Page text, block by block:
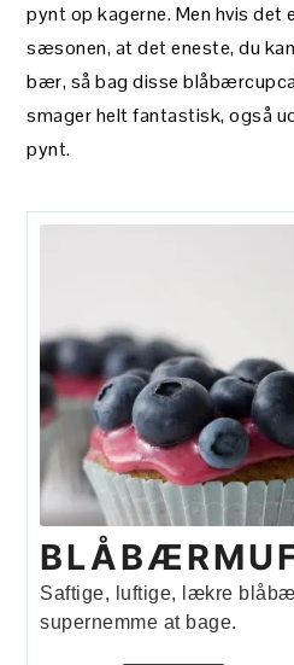
pynt op kagerne. Men hvis det
sæsonen, at det eneste, du
bær, så bag disse
smager helt fantastisk, også
pynt.
Saftige, luftige, lækre
supernemme at bage.